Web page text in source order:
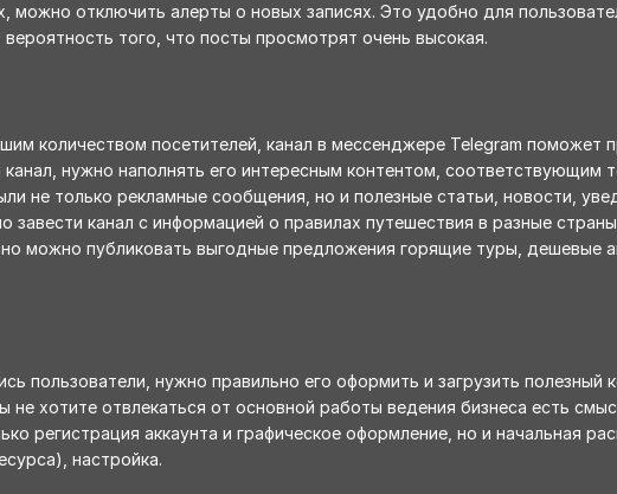
отключить алерты о новых записях. Это удобно для
того, что посты просмотрят очень высокая.
количеством посетителей, канал в мессенджере Telegram поможет
нужно наполнять его интересным контентом, соответствующим
не только рекламные сообщения, но и полезные статьи, новости,
завести канал с информацией о правилах путешествия в разные
можно публиковать выгодные предложения горящие туры, дешевые
пользователи, нужно правильно его оформить и загрузить полезный
не хотите отвлекаться от основной работы ведения бизнеса есть
регистрация аккаунта и графическое оформление, но и начальная
настройка.